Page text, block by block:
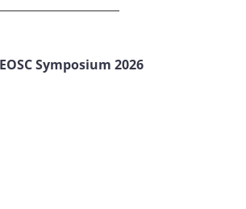
Symposium 2026